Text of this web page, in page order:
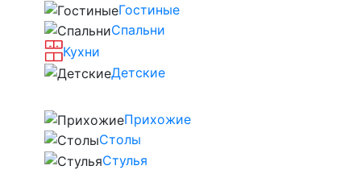
Гостиные
Спальни
Кухни
Детские
Прихожие
Столы
Стулья